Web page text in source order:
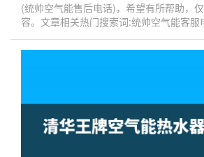
(统帅空气能售后电话)，希望有所帮助，
容。文章相关热门搜索词:统帅空气能客服